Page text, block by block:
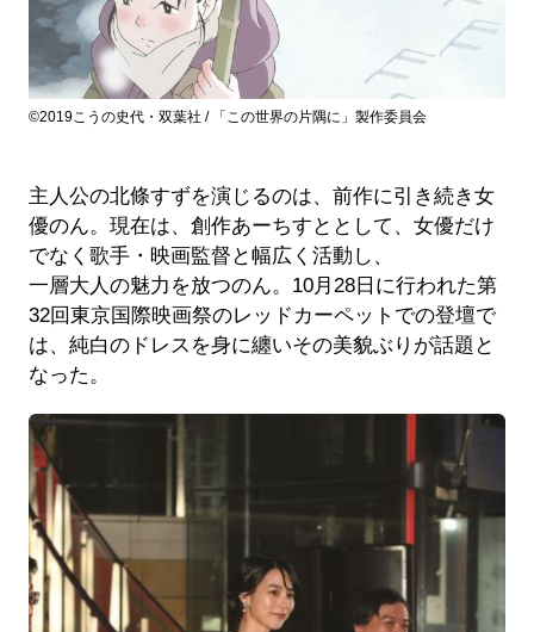
©2019こうの史代・双葉社 / 「この世界の片隅に」製作委員会
主人公の北條すずを演じるのは、前作に引き続き女
優のん。現在は、創作あーちすととして、女優だけ
でなく歌手・映画監督と幅広く活動し、
一層大人の魅力を放つのん。10月28日に行われた第
32回東京国際映画祭のレッドカーペットでの登壇で
は、純白のドレスを身に纏いその美貌ぶりが話題と
なった。